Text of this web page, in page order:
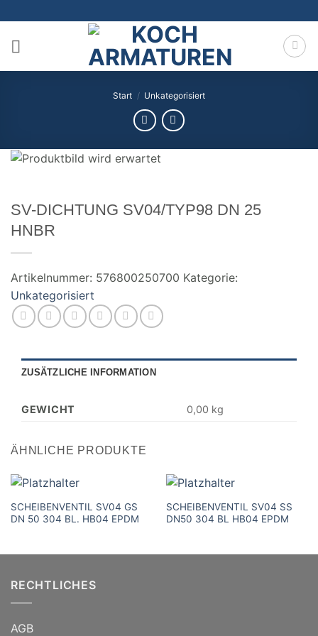
Inhalt
springen
Start / Unkategorisiert
SV-DICHTUNG SV04/TYP98 DN 25
HNBR
Artikelnummer: 576800250700 Kategorie:
Unkategorisiert
ZUSÄTZLICHE INFORMATION
GEWICHT 0,00 kg
ÄHNLICHE PRODUKTE
SCHEIBENVENTIL SV04 GS
DN 50 304 BL. HB04 EPDM
SCHEIBENVENTIL SV04 SS
DN50 304 BL HB04 EPDM
RECHTLICHES
AGB